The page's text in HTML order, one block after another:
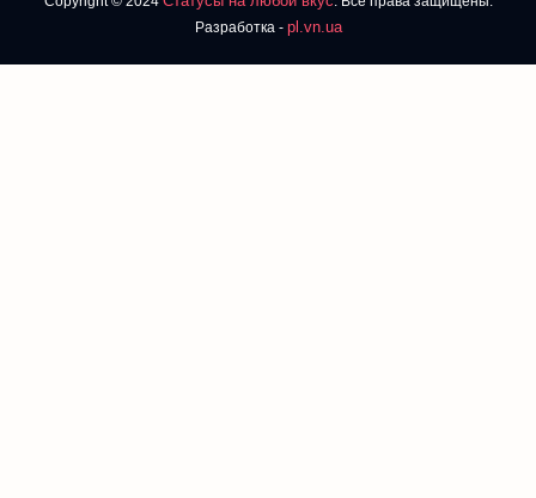
Разработка - pl.vn.ua